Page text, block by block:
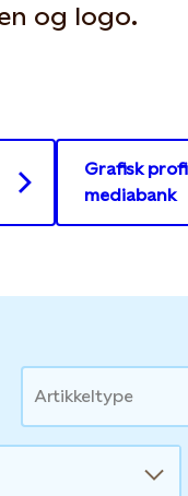
og logo.
Grafisk
mediabank
Artikkeltype